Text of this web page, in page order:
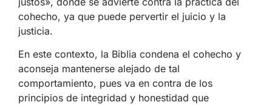
cohecho, ya que puede pervertir el juicio y la
justicia.
En este contexto, la Biblia condena el cohecho y
aconseja mantenerse alejado de tal
comportamiento, pues va en contra de los
principios de integridad y honestidad que